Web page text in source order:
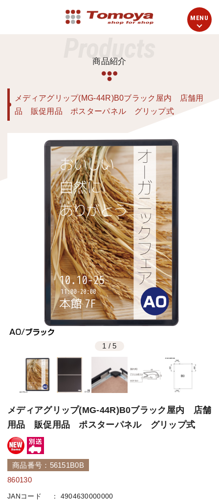
Products
商品紹介
メディアグリップ(MG-44R)B0ブラック屋内 店舗用
品 販促用品 ポスターパネル グリップ式
1 /5
メディアグリップ(MG-44R)B0ブラック屋内 店舗
用品 販促用品 ポスターパネル グリップ式
商品番号：56151B0B
860130
JANコード
4904630000000